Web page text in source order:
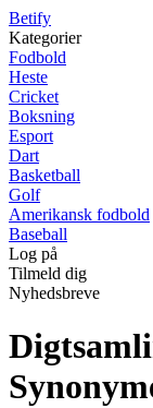
Betify
Kategorier
Fodbold
Heste
Cricket
Boksning
Esport
Dart
Basketball
Golf
Amerikansk fodbold
Baseball
Log på
Tilmeld dig
Nyhedsbreve